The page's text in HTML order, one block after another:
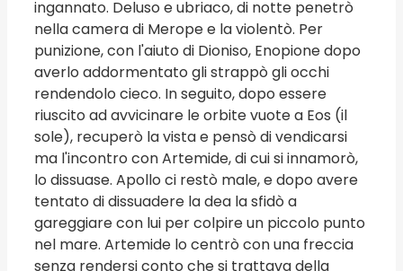
ingannato. Deluso e ubriaco, di notte penetrò
nella camera di Merope e la violentò. Per
punizione, con l'aiuto di Dioniso, Enopione dopo
averlo addormentato gli strappò gli occhi
rendendolo cieco. In seguito, dopo essere
riuscito ad avvicinare le orbite vuote a Eos (il
sole), recuperò la vista e pensò di vendicarsi
ma l'incontro con Artemide, di cui si innamorò,
lo dissuase. Apollo ci restò male, e dopo avere
tentato di dissuadere la dea la sfidò a
gareggiare con lui per colpire un piccolo punto
nel mare. Artemide lo centrò con una freccia
senza rendersi conto che si trattava della